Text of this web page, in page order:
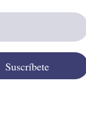
Suscríbete